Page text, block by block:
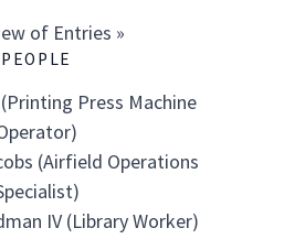
of Entries »
PEOPLE
Press Machine
(Airfield Operations
IV (Library Worker)